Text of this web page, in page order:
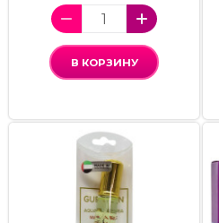
В КОРЗИНУ